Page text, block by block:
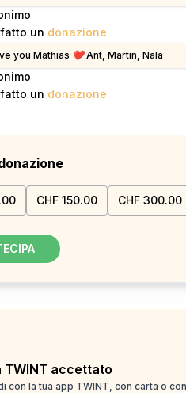
un donazione
you Mathias ❤️ Ant, Martin, Nala
un donazione
CHF 150.00 CHF 300.00
TWINT accettato
con la tua app TWINT, con carta o